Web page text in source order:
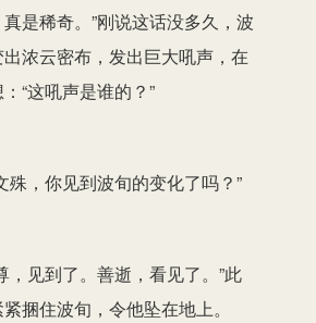
是稀奇。”刚说这话没多久，波
浓云密布，发出巨大吼声，在
“这吼声是谁的？”
殊，你见到波旬的变化了吗？”
，见到了。善逝，看见了。”此
捆住波旬，令他坠在地上。